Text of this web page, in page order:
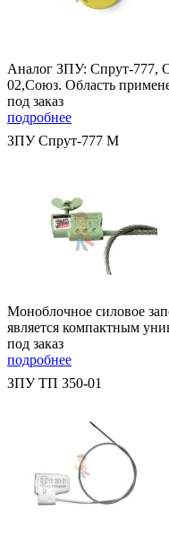
Аналог ЗПУ: Спрут-777,
02,Союз. Область
под заказ
подробнее
ЗПУ Спрут-777 М
Моноблочное силовое
является компактным
под заказ
подробнее
ЗПУ ТП 350-01